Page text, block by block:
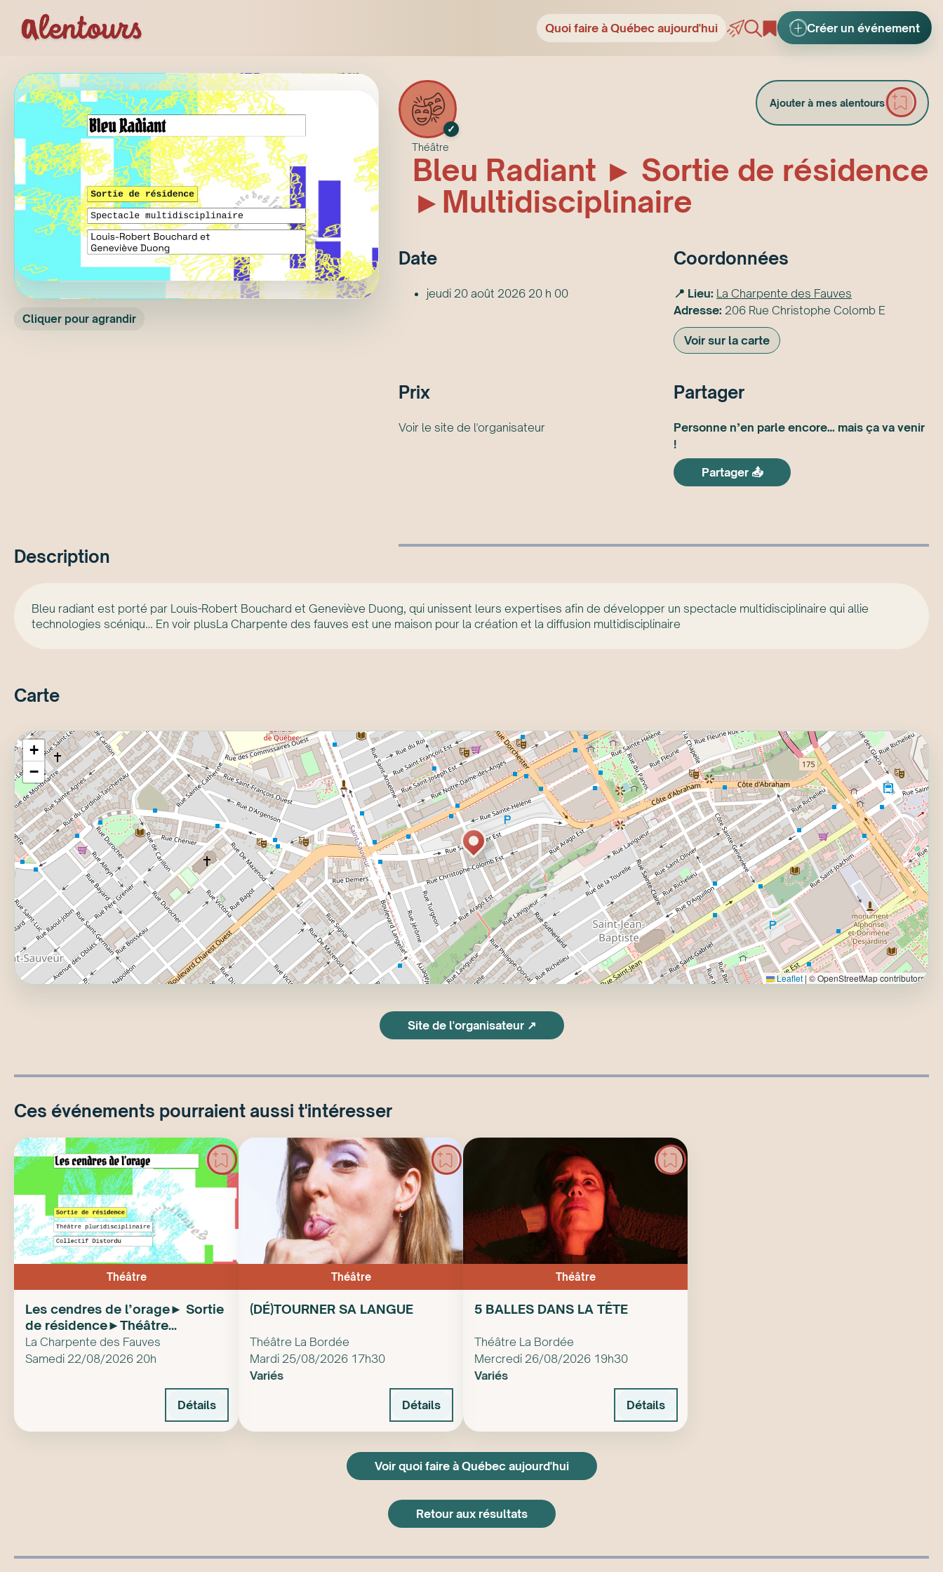
Quoi faire à Québec aujourd'hui Créer un événement
Cliquer pour agrandir
✓
Théâtre
Ajouter à mes alentours
Bleu Radiant ► Sortie de résidence
►Multidisciplinaire
Date
jeudi 20 août 2026 20 h 00
Coordonnées
📍 Lieu: La Charpente des Fauves
Adresse: 206 Rue Christophe Colomb E
Voir sur la carte
Prix
Voir le site de l'organisateur
Partager
Personne n’en parle encore… mais ça va venir
!
Partager 📤
Description
Bleu radiant est porté par Louis-Robert Bouchard et Geneviève Duong, qui unissent leurs expertises afin de développer un spectacle multidisciplinaire qui allie
technologies scéniqu… En voir plusLa Charpente des fauves est une maison pour la création et la diffusion multidisciplinaire
Carte
+
−
Leaflet |© OpenStreetMap contributors
Site de l'organisateur ↗
Ces événements pourraient aussi t'intéresser
Théâtre
Les cendres de l’orage► Sortie
de résidence►Théâtre
pluridisciplinaire
La Charpente des Fauves
Samedi 22/08/2026 20h
Détails
Théâtre
(DÉ)TOURNER SA LANGUE
Théâtre La Bordée
Mardi 25/08/2026 17h30
Variés
Détails
Théâtre
5 BALLES DANS LA TÊTE
Théâtre La Bordée
Mercredi 26/08/2026 19h30
Variés
Détails
Voir quoi faire à Québec aujourd'hui
Retour aux résultats